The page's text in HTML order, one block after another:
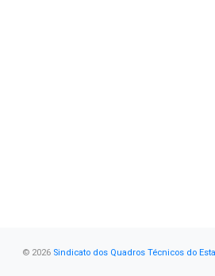
© 2026 Sindicato dos Quadros Técnicos do